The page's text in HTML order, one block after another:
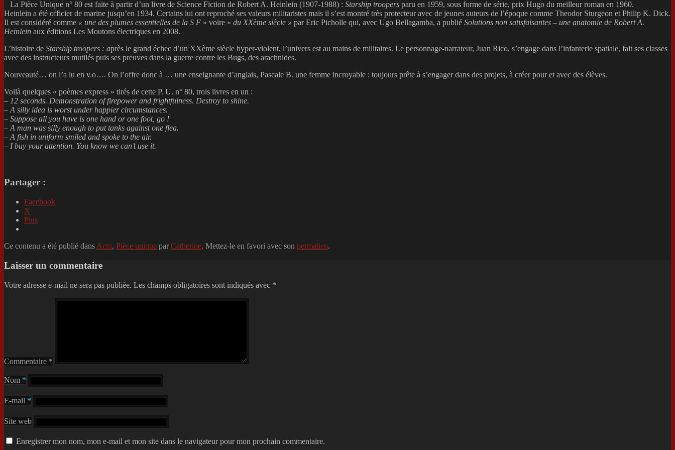
La Pièce Unique n° 80 est faite à partir d’un livre de Science Fiction de Robert A. Heinlein (1907-1988) : Starship troopers paru en 1959, sous forme de série, prix Hugo du meilleur roman en 1960.
Heinlein a été officier de marine jusqu’en 1934. Certains lui ont reproché ses valeurs militaristes mais il s’est montré très protecteur avec de jeunes auteurs de l’époque comme Theodor Sturgeon et Philip K. Dick.
Il est considéré comme « une des plumes essentielles de la S F » voire « du XXème siècle » par Eric Picholle qui, avec Ugo Bellagamba, a publié Solutions non satisfaisantes – une anatomie de Robert A.
Heinlein aux éditions Les Moutons électriques en 2008.
L’histoire de Starship troopers : après le grand échec d’un XXème siècle hyper-violent, l’univers est au mains de militaires. Le personnage-narrateur, Juan Rico, s’engage dans l’infanterie spatiale, fait ses classes
avec des instructeurs mutilés puis ses preuves dans la guerre contre les Bugs, des arachnides.
Nouveauté… on l’a lu en v.o…. On l’offre donc à … une enseignante d’anglais, Pascale B. une femme incroyable : toujours prête à s’engager dans des projets, à créer pour et avec des élèves.
Voilà quelques « poèmes express » tirés de cette P. U. n° 80, trois livres en un :
– 12 seconds. Demonstration of firepower and frightfulness. Destroy to shine.
– A silly idea is worst under happier circumstances.
– Suppose all you have is one hand or one foot, go !
– A man was silly enough to put tanks against one flea.
– A fish in uniform smiled and spoke to the air.
– I buy your attention. You know we can’t use it.
Partager :
Facebook
X
Plus
Ce contenu a été publié dans Actu, Pièce unique par Catherine. Mettez-le en favori avec son permalien.
Laisser un commentaire
Votre adresse e-mail ne sera pas publiée. Les champs obligatoires sont indiqués avec *
Commentaire *
Nom *
E-mail *
Site web
Enregistrer mon nom, mon e-mail et mon site dans le navigateur pour mon prochain commentaire.